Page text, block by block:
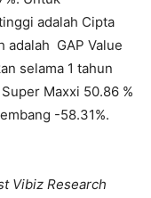
adalah Cipta
adalah GAP Value
selama 1 tahun
Maxxi 50.86 %
-58.31%.
Vibiz Research